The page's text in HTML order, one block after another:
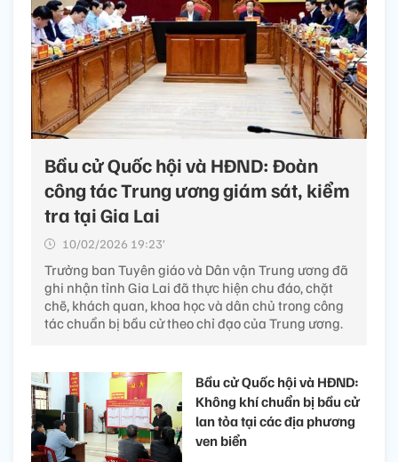
Bầu cử Quốc hội và HĐND: Đoàn
công tác Trung ương giám sát, kiểm
tra tại Gia Lai
10/02/2026 19:23’
Trưởng ban Tuyên giáo và Dân vận Trung ương đã
ghi nhận tỉnh Gia Lai đã thực hiện chu đáo, chặt
chẽ, khách quan, khoa học và dân chủ trong công
tác chuẩn bị bầu cử theo chỉ đạo của Trung ương.
Bầu cử Quốc hội và HĐND:
Không khí chuẩn bị bầu cử
lan tỏa tại các địa phương
ven biển